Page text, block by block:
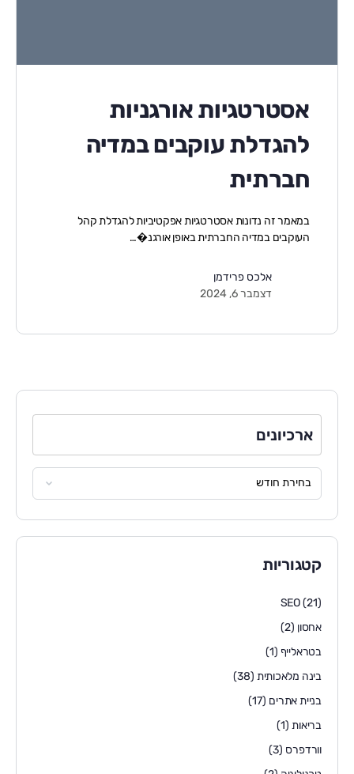
אסטרטגיות אורגניות
להגדלת עוקבים במדיה
חברתית
במאמר זה נדונות אסטרטגיות אפקטיביות להגדלת קהל
העוקבים במדיה החברתית באופן אורגנ�…
אלכס פרידמן
דצמבר 6, 2024
ארכיונים
קטגוריות
SEO(21)
אחסון (2)
בטראלייף (1)
בינה מלאכותית (38)
בניית אתרים (17)
בריאות(1)
וורדפרס (3)